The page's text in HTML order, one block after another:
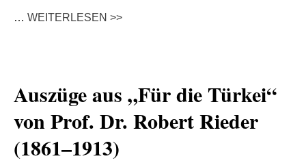
… WEITERLESEN >>
Auszüge aus „Für die Türkei“
von Prof. Dr. Robert Rieder
(1861–1913)